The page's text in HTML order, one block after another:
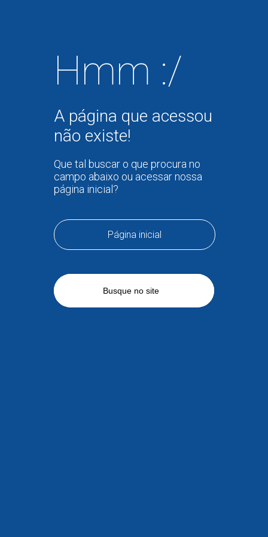
Hmm :/
A página que acessou
não existe!
Que tal buscar o que procura no
campo abaixo ou acessar nossa
página inicial?
Página inicial